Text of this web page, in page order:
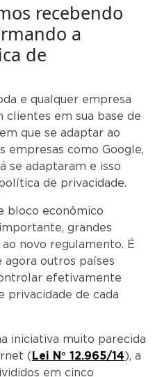
recebendo
a
de
e qualquer empresa
clientes em sua base de
que se adaptar ao
empresas como Google,
se adaptaram e isso
de privacidade.
bloco econômico
grandes
novo regulamento. É
outros países
efetivamente
privacidade de cada
iniciativa muito parecida
(Lei N° 12.965/14), a
em cinco